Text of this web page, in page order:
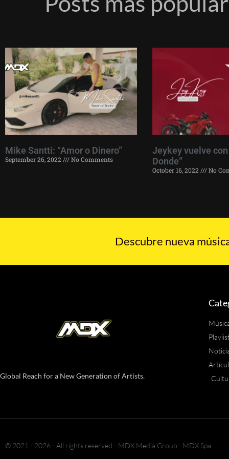
Mike Santti: “Amor o Dinero”
September 26, 2022 No Comments
Jeykey vuelve con
Donde”
October 16, 2022 No
Descubre nueva
Global Reach for a New Generation of Artists.
© 2021 - 2026 - All rights reserved - MDX Media Group - MDX Spa